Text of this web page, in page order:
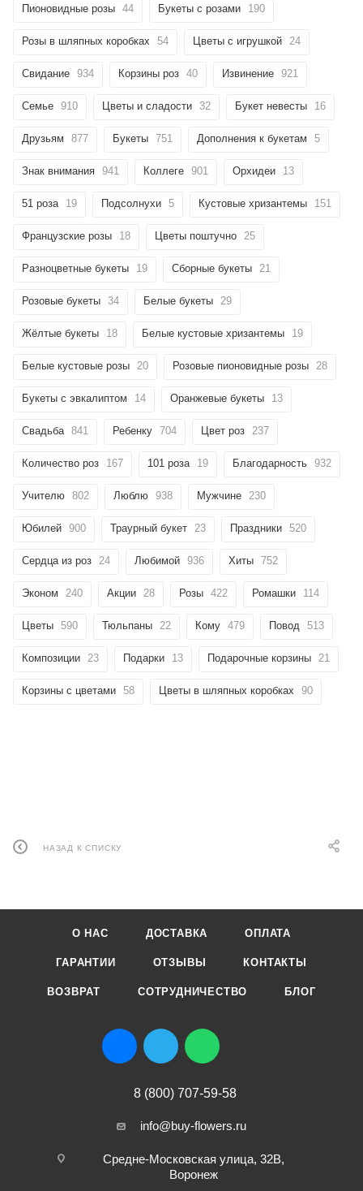
Пионовидные розы 44 Букеты с розами 190
Розы в шляпных коробках 54 Цветы с игрушкой 24
Свидание 934 Корзины роз 40 Извинение 921
Семье 910 Цветы и сладости 32 Букет невесты 16
Друзьям 877 Букеты 751 Дополнения к букетам 5
Знак внимания 941 Коллеге 901 Орхидеи 13
51 роза 19 Подсолнухи 5 Кустовые хризантемы 151
Французские розы 18 Цветы поштучно 25
Разноцветные букеты 19 Сборные букеты 21
Розовые букеты 34 Белые букеты 29
Жёлтые букеты 18 Белые кустовые хризантемы 19
Белые кустовые розы 20 Розовые пионовидные розы 28
Букеты с эвкалиптом 14 Оранжевые букеты 13
Свадьба 841 Ребенку 704 Цвет роз 237
Количество роз 167 101 роза 19 Благодарность 932
Учителю 802 Люблю 938 Мужчине 230
Юбилей 900 Траурный букет 23 Праздники 520
Сердца из роз 24 Любимой 936 Хиты 752
Эконом 240 Акции 28 Розы 422 Ромашки 114
Цветы 590 Тюльпаны 22 Кому 479 Повод 513
Композиции 23 Подарки 13 Подарочные корзины 21
Корзины с цветами 58 Цветы в шляпных коробках 90
НАЗАД К СПИСКУ
О НАС ДОСТАВКА ОПЛАТА
ГАРАНТИИ ОТЗЫВЫ КОНТАКТЫ
ВОЗВРАТ СОТРУДНИЧЕСТВО БЛОГ
8 (800) 707-59-58
info@buy-flowers.ru
Средне-Московская улица, 32В,
Воронеж